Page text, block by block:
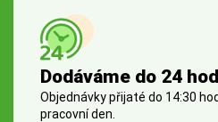
Dodáváme do 24
Objednávky přijaté do 14:30
pracovní den.